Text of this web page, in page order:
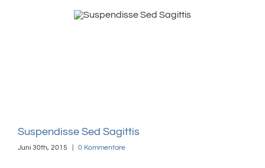
Suspendisse Sed Sagittis
Juni 30th, 2015 0 Kommentare